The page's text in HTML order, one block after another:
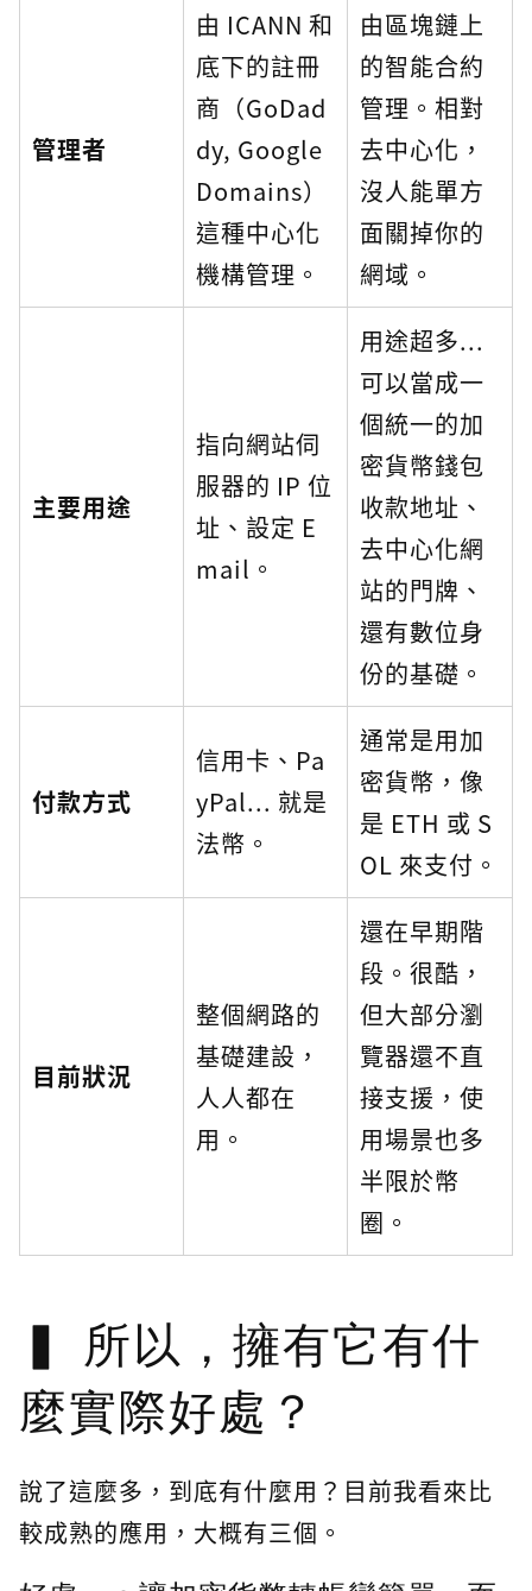
管理者
由 ICANN 和
底下的註冊
商（GoDad
dy, Google
Domains）
這種中心化
機構管理。
由區塊鏈上
的智能合約
管理。相對
去中心化，
沒人能單方
面關掉你的
網域。
主要用途
指向網站伺
服器的 IP 位
址、設定 E
mail。
用途超多...
可以當成一
個統一的加
密貨幣錢包
收款地址、
去中心化網
站的門牌、
還有數位身
份的基礎。
付款方式
信用卡、Pa
yPal... 就是
法幣。
通常是用加
密貨幣，像
是 ETH 或 S
OL 來支付。
目前狀況
整個網路的
基礎建設，
人人都在
用。
還在早期階
段。很酷，
但大部分瀏
覽器還不直
接支援，使
用場景也多
半限於幣
圈。
所以，擁有它有什
麼實際好處？
說了這麼多，到底有什麼用？目前我看來比
較成熟的應用，大概有三個。